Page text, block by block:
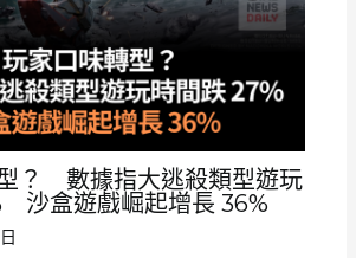
？ 數據指大逃殺類型遊玩
沙盒遊戲崛起增長 36%